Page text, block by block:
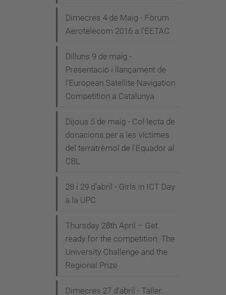
Dimecres 4 de Maig - Fòrum
Aerotelecom 2016 a l'EETAC
Dilluns 9 de maig -
Presentació i llançament de
l’European Satellite Navigation
Competition a Catalunya
Dijous 5 de maig - Col·lecta de
donacions per a les víctimes
del terratrèmol de l'Equador al
CBL
28 i 29 d'abril - Girls in ICT Day
a la UPC
Thursday 28th April – Get
ready for the competition: The
University Challenge and the
Regional Prize
Dimecres 27 d'abril - Taller: